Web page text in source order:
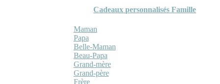
Cadeaux personnalisés Famille
Maman
Papa
Belle-Maman
Beau-Papa
Grand-mère
Grand-père
Frère